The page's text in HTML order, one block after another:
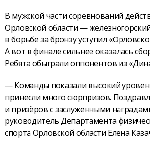
В мужской части соревнований
Орловской области —
в борьбе за бронзу уступил
А вот в финале сильнее оказалась
Ребята обыграли оппонентов из
— Команды показали высокий
принесли много сюрпризов.
и призёров с заслуженными
руководитель Департамента
спорта Орловской области Елена